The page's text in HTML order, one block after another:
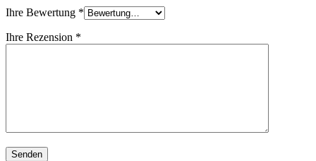
Ihre Bewertung *
Ihre Rezension *
Senden